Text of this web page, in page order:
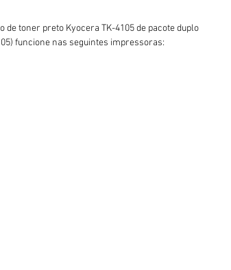
de toner preto Kyocera TK-4105 de pacote duplo
funcione nas seguintes impressoras: